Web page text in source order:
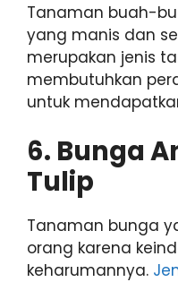
Tanaman buah-
yang manis dan
merupakan jenis
membutuhkan
untuk
6. Bunga
Tulip
Tanaman bunga
orang karena
keharumannya.